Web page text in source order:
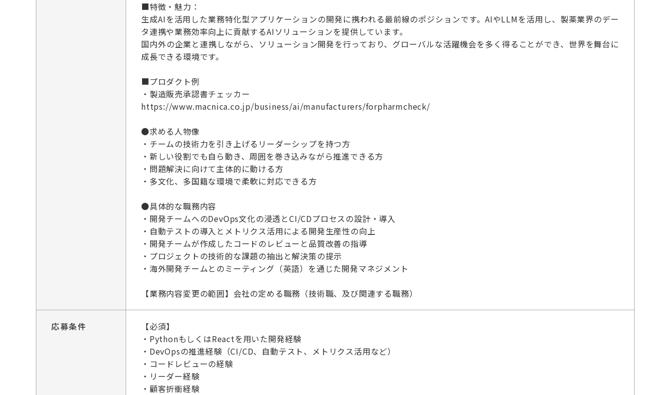
■特徴・魅力：
生成AIを活用した業務特化型アプリケーションの開発に携われる最前線のポジションです。AIやLLMを活用し、製薬業界のデー
タ連携や業務効率向上に貢献するAIソリューションを提供しています。
国内外の企業と連携しながら、ソリューション開発を行っており、グローバルな活躍機会を多く得ることができ、世界を舞台に
成長できる環境です。
■プロダクト例
・製造販売承認書チェッカー
https://www.macnica.co.jp/business/ai/manufacturers/forpharmcheck/
●求める人物像
・チームの技術力を引き上げるリーダーシップを持つ方
・新しい役割でも自ら動き、周囲を巻き込みながら推進できる方
・問題解決に向けて主体的に動ける方
・多文化、多国籍な環境で柔軟に対応できる方
●具体的な職務内容
・開発チームへのDevOps文化の浸透とCI/CDプロセスの設計・導入
・自動テストの導入とメトリクス活用による開発生産性の向上
・開発チームが作成したコードのレビューと品質改善の指導
・プロジェクトの技術的な課題の抽出と解決策の提示
・海外開発チームとのミーティング（英語）を通じた開発マネジメント
【業務内容変更の範囲】会社の定める職務（技術職、及び関連する職務）
応募条件
【必須】
・PythonもしくはReactを用いた開発経験
・DevOpsの推進経験（CI/CD、自動テスト、メトリクス活用など）
・コードレビューの経験
・リーダー経験
・顧客折衝経験